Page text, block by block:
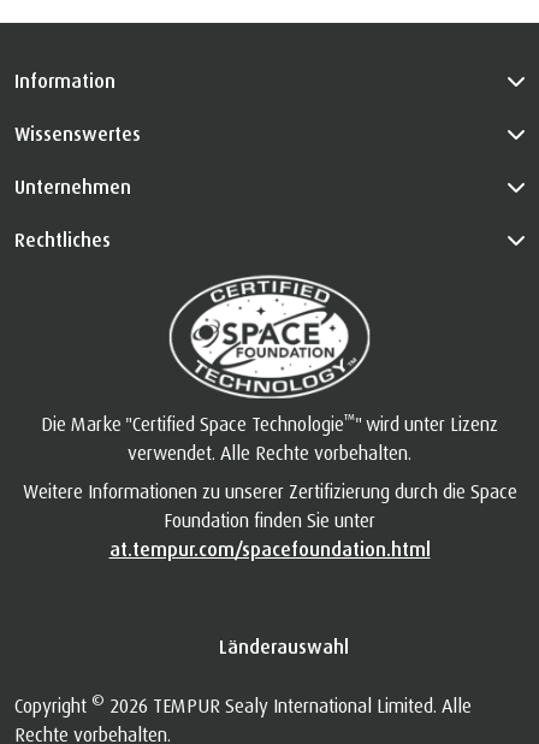
Information
Wissenswertes
Unternehmen
Rechtliches
Die Marke "Certified Space Technologie™" wird unter Lizenz
verwendet. Alle Rechte vorbehalten.
Weitere Informationen zu unserer Zertifizierung durch die Space
Foundation finden Sie unter
at.tempur.com/spacefoundation.html
Länderauswahl
Copyright © 2026 TEMPUR Sealy International Limited. Alle
Rechte vorbehalten.